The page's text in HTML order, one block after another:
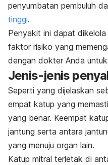
penyumbatan pembuluh
tinggi.
Penyakit ini dapat
faktor risiko yang
dengan dokter Anda
Jenis-jenis
Seperti yang dijelaskan
empat katup yang
yang benar. Keempat
jantung serta antara
yang menuju organ lain.
Katup mitral terletak di